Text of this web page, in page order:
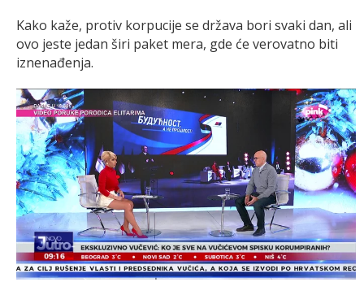
Kako kaže, protiv korpucije se država bori svaki dan, ali
ovo jeste jedan širi paket mera, gde će verovatno biti
iznenađenja.